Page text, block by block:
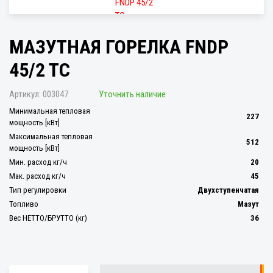
МАЗУТНАЯ ГОРЕЛКА FNDP
45/2 TC
Артикул: 003047 Уточнить наличие
Минимальная тепловая
мощность [кВт]
227
Максимальная тепловая
мощность [кВт]
512
Мин. расход кг/ч
20
Мак. расход кг/ч
45
Тип регулировки
Двухступенчатая
Топливо
Мазут
Вес НЕТТО/БРУТТО (кг)
36